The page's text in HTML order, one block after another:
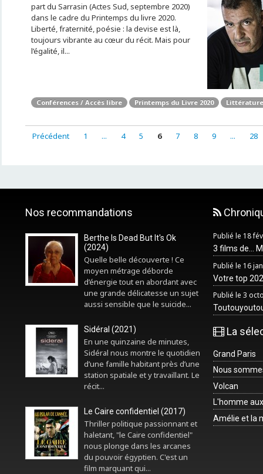
part du Sarrasin (Actes Sud, septembre 2020)
dans le cadre du Printemps du livre 2020.
Liberté, fraternité, poésie : la devise est là,
toujours vibrante au cœur du récit. Mais pour
l’égalité, il...
Conférences / Accès libre Printemps du Livre 2020
Précédent 1 ... 4 5 6 7 8 9 ... 28
Nos recommandations
Berthe Is Dead But It's Ok
(2024)
Quelle belle découverte ! Ce
moyen métrage déborde
d’énergie tout en abordant avec
une grande délicatesse un sujet
aussi sensible que le suicide...
Sidéral (2021)
En une quinzaine de minutes,
Sidéral nous montre le quotidien
d’une famille habitant près d’une
station spatiale et y travaillant. Le
récit...
Le Caire confidentiel (2017)
Thriller politique passionnant et
haletant, "le Caire confidentiel"
nous plonge dans les arcanes
du pouvoir égyptien. C'est un
film marquant qui...
Publié le 18
3 films de...
Publié le 16
Votre top
Publié le 3
La
Grand Paris
Nous
Volcan
L'homme
Amélie et la